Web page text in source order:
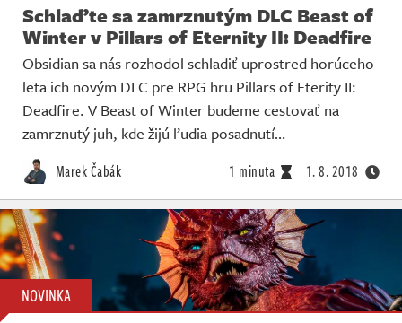
Databáze
Komunita
Redakce
Živě
Schlaďte sa zamrznutým DLC Beast of
Winter v Pillars of Eternity II: Deadfire
Obsidian sa nás rozhodol schladiť uprostred horúceho
leta ich novým DLC pre RPG hru Pillars of Eterity II:
Deadfire. V Beast of Winter budeme cestovať na
zamrznutý juh, kde žijú ľudia posadnutí…
Marek Čabák 1 minuta 1. 8. 2018
NOVINKA